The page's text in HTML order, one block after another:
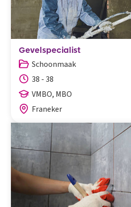
Gevelspecialist
Schoonmaak
38 - 38
VMBO, MBO
Franeker